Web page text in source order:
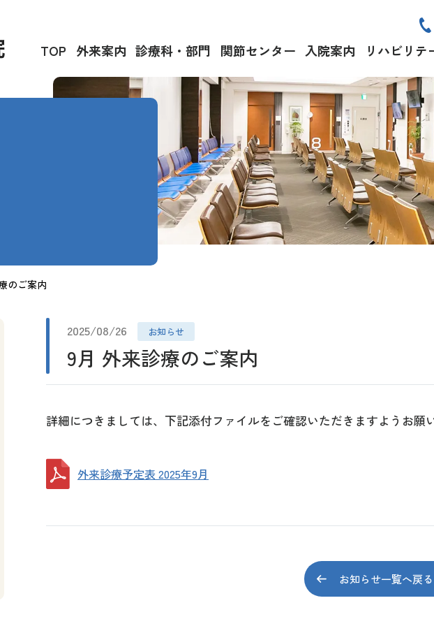
TOP 外来案内 診療科・部門 関節センター 入院案内 リハビリテ
のご案内
2025/08/26 お知らせ
9月 外来診療のご案内
詳細につきましては、下記添付ファイルをご確認いただきますようお願
外来診療予定表 2025年9月
お知らせ一覧へ戻る